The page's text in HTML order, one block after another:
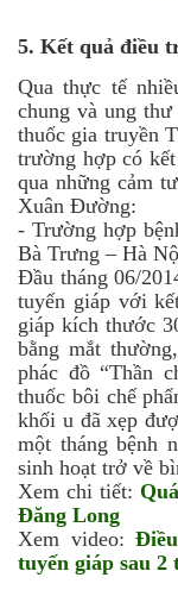
5. Kết quả điều
Qua thực tế
chung và ung
thuốc gia truyền
trường hợp có
qua những cảm
Xuân Đường:
- Trường hợp
Bà Trưng – Hà
Đầu tháng 06/
tuyến giáp với
giáp kích thước
bằng mắt
phác đồ “Thần
thuốc bôi chế
khối u đã xẹp
một tháng bệnh
sinh hoạt trở về
Xem chi tiết:
Đăng Long
Xem video:
tuyến giáp sau